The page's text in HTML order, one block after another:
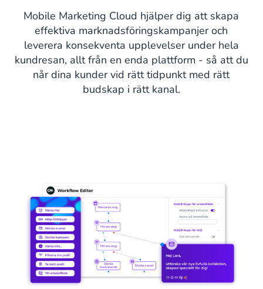
Mobile Marketing Cloud hjälper dig att skapa
effektiva marknadsföringskampanjer och
leverera konsekventa upplevelser under hela
kundresan, allt från en enda plattform - så att du
når dina kunder vid rätt tidpunkt med rätt
budskap i rätt kanal.